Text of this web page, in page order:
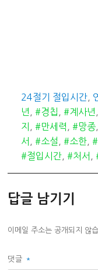
카
테
고
리
24절기 절입시간
년
,#경칩 ,#계사년
지
,#만세력 ,#망종
서
,#소설 ,#소한 ,
#절입시간 ,#처서 ,
답글 남기기
이메일 주소는 공개되지 않
댓글 *